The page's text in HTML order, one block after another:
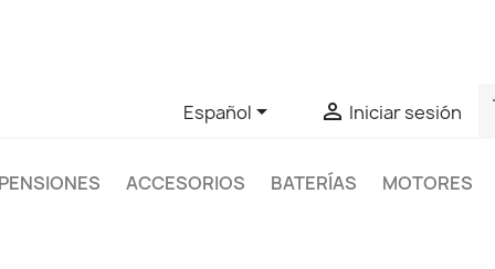
Español  Iniciar sesión
ACCESORIOS BATERÍAS MOTORES